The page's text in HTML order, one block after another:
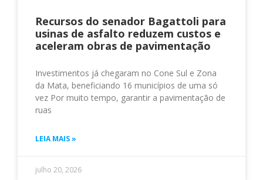
Recursos do senador Bagattoli para
usinas de asfalto reduzem custos e
aceleram obras de pavimentação
Investimentos já chegaram no Cone Sul e Zona
da Mata, beneficiando 16 municípios de uma só
vez Por muito tempo, garantir a pavimentação de
ruas
LEIA MAIS »
julho 20, 2026